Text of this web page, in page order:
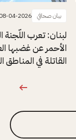
بيان صحافي 04-2026
لبنان: تعرب اللّجنة
الأحمر عن غضبها
القاتلة في المناطق